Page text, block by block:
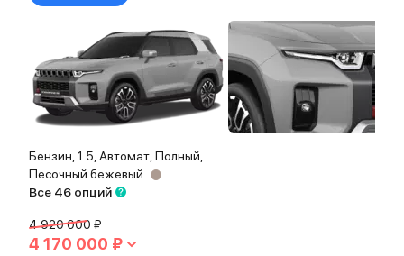
Бензин, 1.5, Автомат, Полный,
Песочный бежевый
Все 46 опций
4 920 000 ₽
4 170 000 ₽